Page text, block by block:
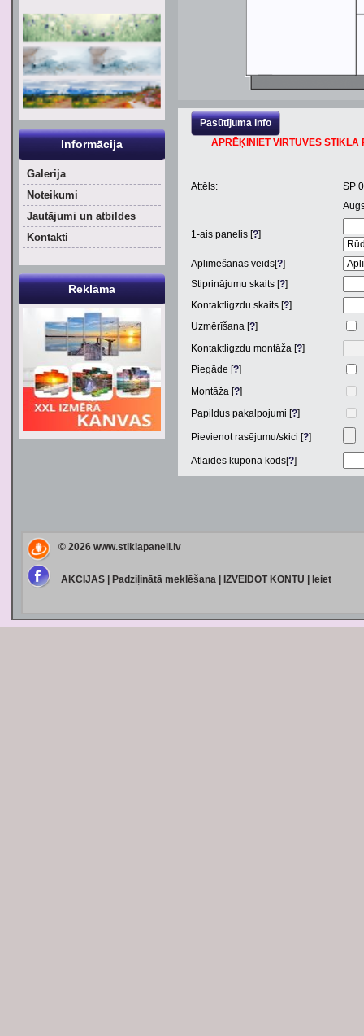
Pasūtījuma info
APRĒĶINIET VIRTUVES
Attēls:
SP
1-ais panelis [?]
Aplīmēšanas veids[?]
Stiprinājumu skaits [?]
Kontaktligzdu skaits [?]
Uzmērīšana [?]
Kontaktligzdu montāža [?]
Piegāde [?]
Montāža [?]
Papildus pakalpojumi [?]
Pievienot rasējumu/skici [?]
Atlaides kupona kods[?]
Informācija
Galerija
Noteikumi
Jautājumi un atbildes
Kontakti
Reklāma
© 2026 www.stiklapaneli.lv
AKCIJAS| Padziļinātā meklēšana| IZVEIDOT KONTU Ieiet